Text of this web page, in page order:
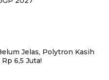
Jelas, Polytron Kasih
6,5 Juta!